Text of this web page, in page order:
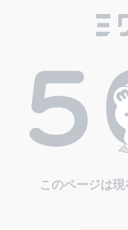
このページは